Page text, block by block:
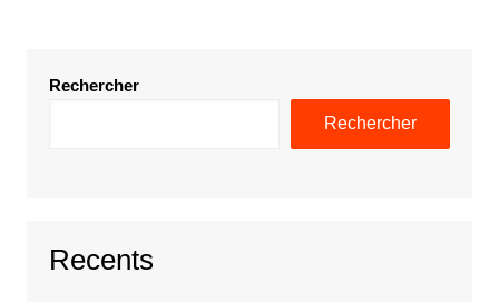
Rechercher
Rechercher
Recents